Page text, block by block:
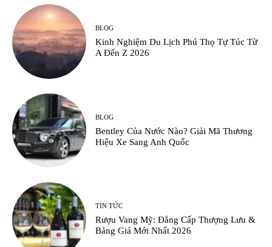
BLOG
Kinh Nghiệm Du Lịch Phú Thọ Tự Túc Từ
A Đến Z 2026
BLOG
Bentley Của Nước Nào? Giải Mã Thương
Hiệu Xe Sang Anh Quốc
TIN TỨC
Rượu Vang Mỹ: Đẳng Cấp Thượng Lưu &
Bảng Giá Mới Nhất 2026